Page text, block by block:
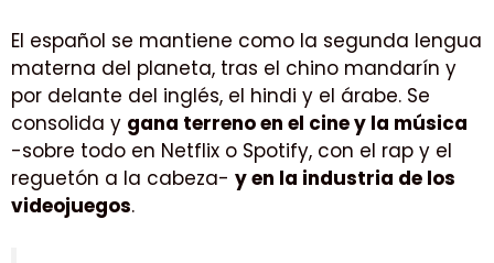
El español se mantiene como la segunda lengua
materna del planeta, tras el chino mandarín y
por delante del inglés, el hindi y el árabe. Se
consolida y gana terreno en el cine y la música
-sobre todo en Netflix o Spotify, con el rap y el
reguetón a la cabeza- y en la industria de los
videojuegos.